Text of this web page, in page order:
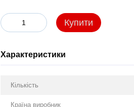
Купити
Характеристики
Кількість
Країна виробник